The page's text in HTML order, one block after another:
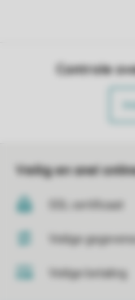
Controle
Veilig en snel
SSL certificaat
Veilige
Veilige betaling